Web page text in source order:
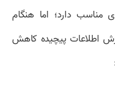
مناسب دارد؛ اما هنگام
اطلاعات پیچیده کاهش